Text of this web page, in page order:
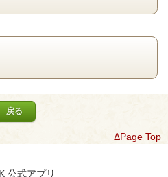
戻る
ΔPage Top